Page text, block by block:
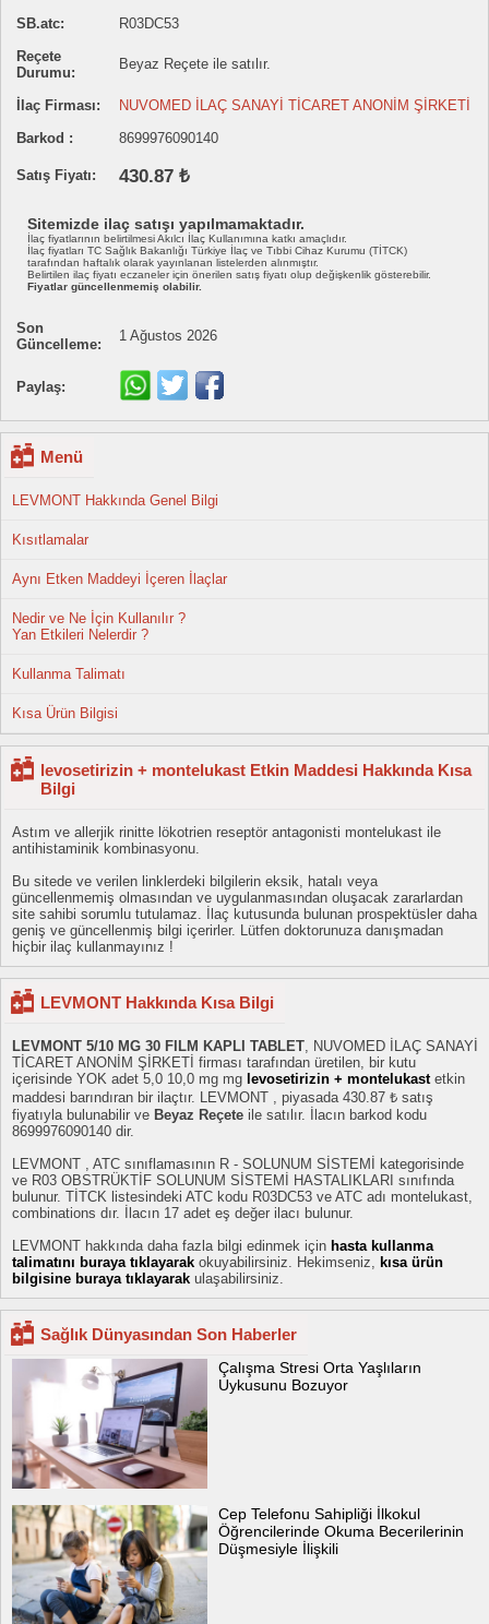
SB.atc:
R03DC53
Reçete
Durumu:
Beyaz Reçete ile satılır.
İlaç Firması:
NUVOMED İLAÇ SANAYİ TİCARET ANONİM ŞİRKETİ
Barkod :
8699976090140
Satış Fiyatı: 430.87 ₺
Sitemizde ilaç satışı yapılmamaktadır.
İlaç fiyatlarının belirtilmesi Akılcı İlaç Kullanımına katkı amaçlıdır.
İlaç fiyatları TC Sağlık Bakanlığı Türkiye İlaç ve Tıbbi Cihaz Kurumu (TİTCK)
tarafından haftalık olarak yayınlanan listelerden alınmıştır.
Belirtilen ilaç fiyatı eczaneler için önerilen satış fiyatı olup değişkenlik gösterebilir.
Fiyatlar güncellenmemiş olabilir.
Son
Güncelleme:
1 Ağustos 2026
Paylaş:
Menü
LEVMONT Hakkında Genel Bilgi
Kısıtlamalar
Aynı Etken Maddeyi İçeren İlaçlar
Nedir ve Ne İçin Kullanılır ?
Yan Etkileri Nelerdir ?
Kullanma Talimatı
Kısa Ürün Bilgisi
levosetirizin + montelukast Etkin Maddesi Hakkında Kısa
Bilgi
Astım ve allerjik rinitte lökotrien reseptör antagonisti montelukast ile
antihistaminik kombinasyonu.
Bu sitede ve verilen linklerdeki bilgilerin eksik, hatalı veya
güncellenmemiş olmasından ve uygulanmasından oluşacak zararlardan
site sahibi sorumlu tutulamaz. İlaç kutusunda bulunan prospektüsler daha
geniş ve güncellenmiş bilgi içerirler. Lütfen doktorunuza danışmadan
hiçbir ilaç kullanmayınız !
LEVMONT Hakkında Kısa Bilgi
LEVMONT 5/10 MG 30 FILM KAPLI TABLET , NUVOMED İLAÇ SANAYİ
TİCARET ANONİM ŞİRKETİ firması tarafından üretilen, bir kutu
içerisinde YOK adet 5,0 10,0 mg mg levosetirizin + montelukast etkin
maddesi barındıran bir ilaçtır. LEVMONT , piyasada 430.87 ₺ satış
fiyatıyla bulunabilir ve Beyaz Reçete ile satılır. İlacın barkod kodu
8699976090140 dir.
LEVMONT , ATC sınıflamasının R - SOLUNUM SİSTEMİ kategorisinde
ve R03 OBSTRÜKTİF SOLUNUM SİSTEMİ HASTALIKLARI sınıfında
bulunur. TİTCK listesindeki ATC kodu R03DC53 ve ATC adı montelukast,
combinations dır. İlacın 17 adet eş değer ilacı bulunur.
LEVMONT hakkında daha fazla bilgi edinmek için hasta kullanma
talimatını buraya tıklayarak okuyabilirsiniz. Hekimseniz,
kısa ürün
bilgisine buraya tıklayarak ulaşabilirsiniz.
Sağlık Dünyasından Son Haberler
Çalışma Stresi Orta Yaşlıların
Uykusunu Bozuyor
Cep Telefonu Sahipliği İlkokul
Öğrencilerinde Okuma Becerilerinin
Düşmesiyle İlişkili